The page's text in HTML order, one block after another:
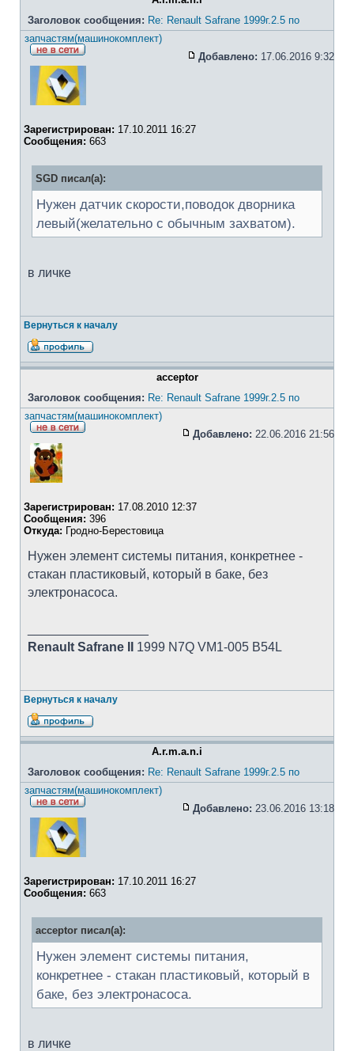
Заголовок сообщения: Re: Renault Safrane 1999г.2.5 по
запчастям(машинокомплект)
Добавлено: 17.06.2016 9:32
Зарегистрирован: 17.10.2011 16:27
Сообщения: 663
SGD писал(а):
Нужен датчик скорости,поводок дворника
левый(желательно с обычным захватом).
в личке
Вернуться к началу
acceptor
Заголовок сообщения: Re: Renault Safrane 1999г.2.5 по
запчастям(машинокомплект)
Добавлено: 22.06.2016 21:56
Зарегистрирован: 17.08.2010 12:37
Сообщения: 396
Откуда: Гродно-Берестовица
Нужен элемент системы питания, конкретнее -
стакан пластиковый, который в баке, без
электронасоса.
Renault Safrane II
1999 N7Q VM1-005 B54L
Вернуться к началу
A.r.m.a.n.i
Заголовок сообщения: Re: Renault Safrane 1999г.2.5 по
запчастям(машинокомплект)
Добавлено: 23.06.2016 13:18
Зарегистрирован: 17.10.2011 16:27
Сообщения: 663
acceptor писал(а):
Нужен элемент системы питания,
конкретнее - стакан пластиковый, который в
баке, без электронасоса.
в личке